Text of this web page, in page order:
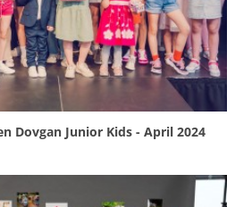
More info
Dovgan Junior Kids - April 2024